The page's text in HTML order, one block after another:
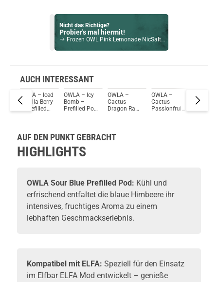
Nicht das Richtige?
Probier's mal hiermit!
Frozen OWL Pink Lemonade NicSalt Liquid 10ml / 20mg
Lost Vape Origin M 800mAh 3ml Pod System Kit Holz-Silber
Du willst Kröten sparen?
Schau mal hier!
HorizonTech Magico 6,5ml Pod Rainbow
AUCH INTERESSANT
OWLA – Iced
Vanilla Berry
– Prefilled
OWLA – Icy
Bomb –
Prefilled Pod
OWLA –
Cactus
Dragon Razz
OWLA –
Cactus
Passionfruit
OWLA –
Black
AUF DEN PUNKT GEBRACHT
HIGHLIGHTS
OWLA Sour Blue Prefilled Pod: Kühl und
erfrischend entfaltet die blaue Himbeere ihr
intensives, fruchtiges Aroma zu einem
lebhaften Geschmackserlebnis.
Kompatibel mit ELFA: Speziell für den Einsatz
im Elfbar ELFA Mod entwickelt – genieße